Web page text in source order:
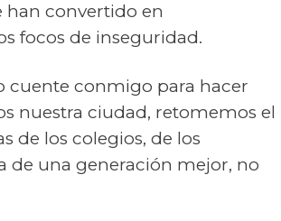
han convertido en
focos de inseguridad.
cuente conmigo para hacer
nuestra ciudad, retomemos el
de los colegios, de los
de una generación mejor, no